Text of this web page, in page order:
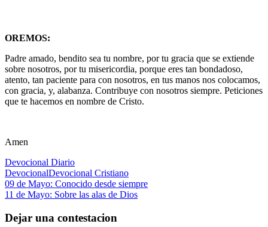
OREMOS:
Padre amado, bendito sea tu nombre, por tu gracia que se extiende
sobre nosotros, por tu misericordia, porque eres tan bondadoso,
atento, tan paciente para con nosotros, en tus manos nos colocamos,
con gracia, y, alabanza. Contribuye con nosotros siempre. Peticiones
que te hacemos en nombre de Cristo.
Amen
Devocional Diario
DevocionalDevocional Cristiano
Navegación
de
entradas
Entrada
anterior:
09 de Mayo: Conocido desde siempre
Siguiente
11 de Mayo: Sobre las alas de Dios
Dejar una contestacion